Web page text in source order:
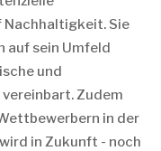
Sie
auf sein Umfeld
und
Zudem
in der
in Zukunft - noch